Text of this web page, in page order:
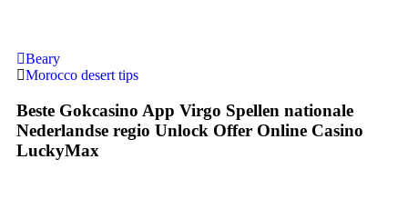
Beary
Morocco desert tips
Beste Gokcasino App Virgo Spellen nationale
Nederlandse regio Unlock Offer Online Casino
LuckyMax